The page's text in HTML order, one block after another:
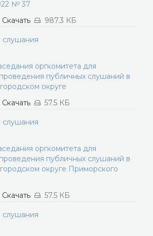
№ 37
Скачать 987.3 КБ
оргкомитета для
публичных слушаний в
округе
Скачать 57.5 КБ
оргкомитета для
публичных слушаний в
округе Приморского
Скачать 57.5 КБ